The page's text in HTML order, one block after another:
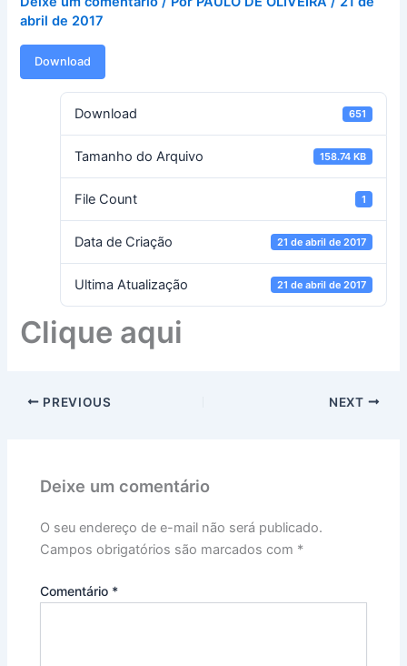
abril de 2017
Download
Download 651
Tamanho do Arquivo 158.74 KB
File Count 1
Data de Criação 21 de abril de 2017
Ultima Atualização 21 de abril de 2017
Clique aqui
PREVIOUS NEXT
Deixe um comentário
O seu endereço de e-mail não será publicado.
Campos obrigatórios são marcados com *
Comentário *